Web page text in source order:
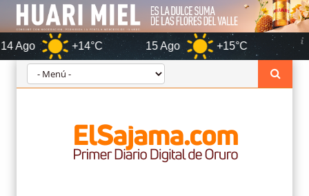
+14°C 15 Ago +15°C Oruro